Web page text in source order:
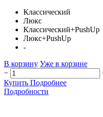
Классический
Люкс
Классический+PushUp
Люкс+PushUp
-
В корзину Уже в корзине
−
Купить Подробнее
Подробности